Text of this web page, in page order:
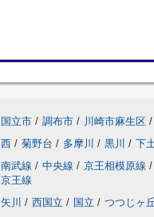
国立市 / 調布市 / 川崎市麻生区 /
西 / 菊野台 / 多摩川 / 黒川 / 下
南武線 / 中央線 / 京王相模原線 /
京王線
矢川 / 西国立 / 国立 / つつじヶ